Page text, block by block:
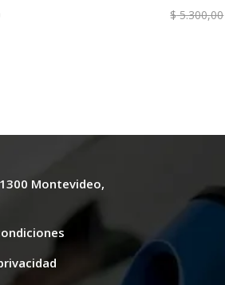
$5.300,00
Montevideo,